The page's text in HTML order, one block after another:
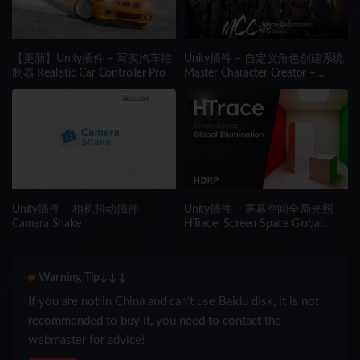
【更新】Unity插件 – 写实汽车控
制器 Realistic Car Controller Pro
Unity插件 – 自定义角色创建系统
Master Character Creator –
Character Customization/NPC
Creator
Unity插件 – 相机抖动插件
Camera Shake
Unity插件 – 屏幕空间全局光照
HTrace: Screen Space Global
Warning Tip↓↓↓
If you are not in China and can’t use Baidu disk, it is not
recommended to buy it, you need to contact the
webmaster for advice!